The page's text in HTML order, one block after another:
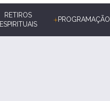
RETIROS
ESPIRITUAIS
PROGRAMAÇÃO